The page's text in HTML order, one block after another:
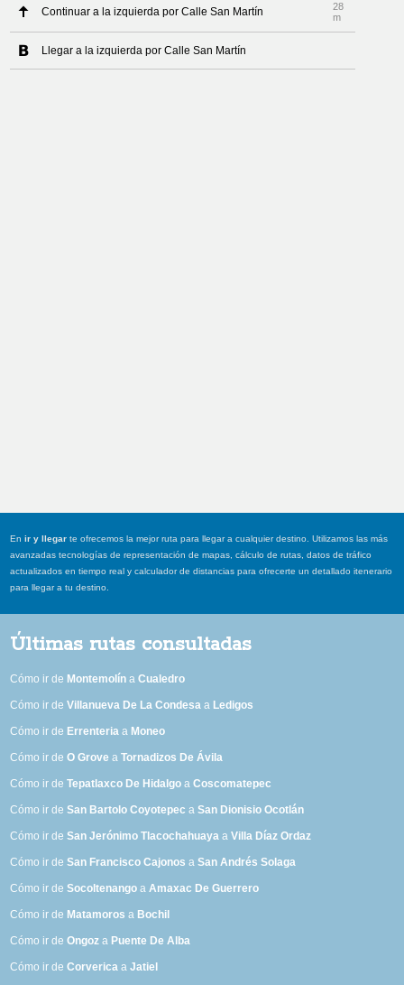
Continuar a la izquierda por Calle San Martín
28
m
Llegar a la izquierda por Calle San Martín
Enir y llegar te ofrecemos la mejor ruta para llegar a cualquier destino. Utilizamos las más
avanzadas tecnologías de representación de mapas, cálculo de rutas, datos de tráfico
actualizados en tiempo real y calculador de distancias para ofrecerte un detallado itenerario
para llegar a tu destino.
Últimas rutas consultadas
Cómo ir de Montemolín aCualedro
Cómo ir deVillanueva De La Condesa a Ledigos
Cómo ir de Errenteria a Moneo
Cómo ir deO Grove aTornadizos De Ávila
Cómo ir deTepatlaxco De Hidalgo aCoscomatepec
Cómo ir deSan Bartolo Coyotepec aSan Dionisio Ocotlán
Cómo ir deSan Jerónimo Tlacochahuaya aVilla Díaz Ordaz
Cómo ir deSan Francisco Cajonos aSan Andrés Solaga
Cómo ir deSocoltenango aAmaxac De Guerrero
Cómo ir de Matamoros a Bochil
Cómo ir deOngoz a Puente De Alba
Cómo ir deCorverica aJatiel